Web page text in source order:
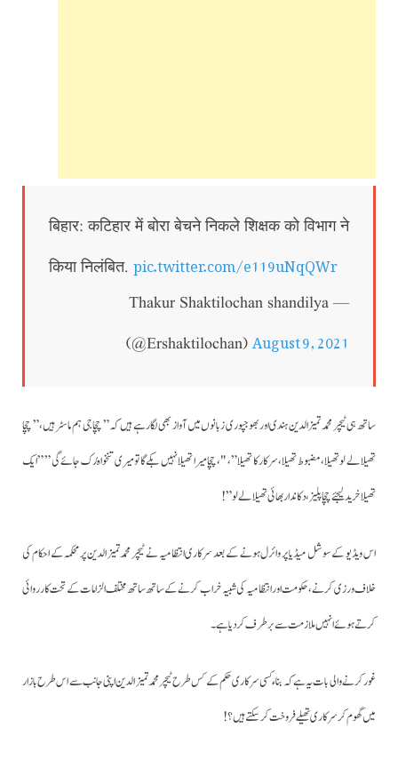
बिहार: कटिहार में बोरा बेचने निकले शिक्षक को विभाग ने
किया निलंबित. pic.twitter.com/e119uNqQWr
— Thakur Shaktilochan shandilya
(@Ershaktilochan) August 9, 2021
ساتھ ہی ٹیچر محمد تمیز الدین ہندی اور بھوجپوری زبانوں میں آواز بھی لگارہے ہیں کہ ” چچا جی ہم ماسٹر ہیں،” چچا
تھیلا لے لو تھیلا،مضبوط تھیلا،سرکار کا تھیلا” ، "،چچا میرا تھیلا نہیں بکے گا تو میری تنخواہ رُک جائے گی ” ” ایک
تھیلا خرید لیجئے چچا پلیز ، دکاندا ر بھائی تھیلا لے لو ” !
اس ویڈیو کے سوشل میڈیا پر وائرل ہونے کے بعد سرکاری انتظامیہ نے ٹیچر محمد تمیز الدین پر محکمہ کے احکام کی
خلاف ورزی کرنے،حکومت اور انتظامیہ کی شبیہ خراب کرنےکے ساتھ ساتھ مختلف الزامات کے تحت کارروائی
کرتے ہوئے انہیں ملازمت سے برطرف کردیا ہے۔
غور کرنے والی بات یہ ہے کہ بناء کسی سرکاری حکم کے کس طرح ٹیچر محمد تمیز الدین اپنی جانب سے اس طرح بازار
میں گھوم کر سرکاری تھیلے فروخت کرسکتے ہیں؟!